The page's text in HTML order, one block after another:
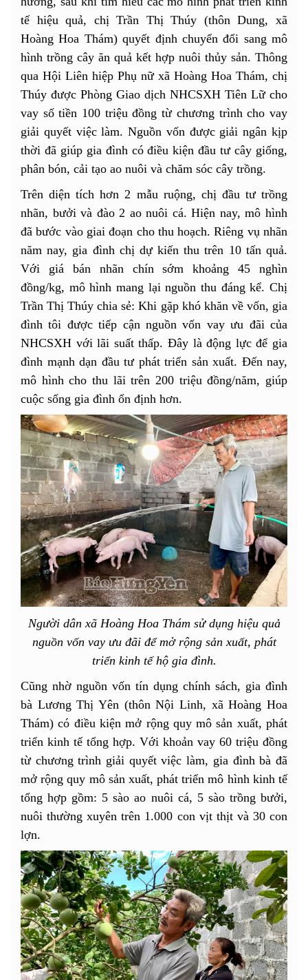
tế hiệu quả, chị Trần Thị Thúy (thôn Dung, xã
Hoàng Hoa Thám) quyết định chuyển đổi sang mô
hình trồng cây ăn quả kết hợp nuôi thủy sản. Thông
qua Hội Liên hiệp Phụ nữ xã Hoàng Hoa Thám, chị
Thúy được Phòng Giao dịch NHCSXH Tiên Lữ cho
vay số tiền 100 triệu đồng từ chương trình cho vay
giải quyết việc làm. Nguồn vốn được giải ngân kịp
thời đã giúp gia đình có điều kiện đầu tư cây giống,
phân bón, cải tạo ao nuôi và chăm sóc cây trồng.
Trên diện tích hơn 2 mẫu ruộng, chị đầu tư trồng
nhãn, bưởi và đào 2 ao nuôi cá. Hiện nay, mô hình
đã bước vào giai đoạn cho thu hoạch. Riêng vụ nhãn
năm nay, gia đình chị dự kiến thu trên 10 tấn quả.
Với giá bán nhãn chín sớm khoảng 45 nghìn
đồng/kg, mô hình mang lại nguồn thu đáng kể. Chị
Trần Thị Thúy chia sẻ: Khi gặp khó khăn về vốn, gia
đình tôi được tiếp cận nguồn vốn vay ưu đãi của
NHCSXH với lãi suất thấp. Đây là động lực để gia
đình mạnh dạn đầu tư phát triển sản xuất. Đến nay,
mô hình cho thu lãi trên 200 triệu đồng/năm, giúp
cuộc sống gia đình ổn định hơn.
Người dân xã Hoàng Hoa Thám sử dụng hiệu quả
nguồn vốn vay ưu đãi để mở rộng sản xuất, phát
triển kinh tế hộ gia đình.
Cũng nhờ nguồn vốn tín dụng chính sách, gia đình
bà Lương Thị Yên (thôn Nội Linh, xã Hoàng Hoa
Thám) có điều kiện mở rộng quy mô sản xuất, phát
triển kinh tế tổng hợp. Với khoản vay 60 triệu đồng
từ chương trình giải quyết việc làm, gia đình bà đã
mở rộng quy mô sản xuất, phát triển mô hình kinh tế
tổng hợp gồm: 5 sào ao nuôi cá, 5 sào trồng bưởi,
nuôi thường xuyên trên 1.000 con vịt thịt và 30 con
lợn.